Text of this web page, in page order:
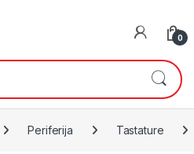
0
Periferija Tastature